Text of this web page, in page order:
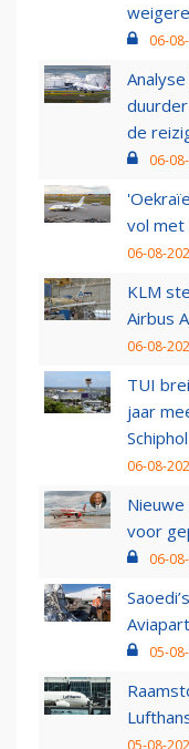
06-
de
06-
vol met
06-08-
KLM
Airbus
06-08-
TUI
jaar
Schiphol
06-08-
voor
06-
05-
05-08-